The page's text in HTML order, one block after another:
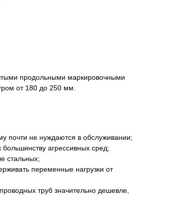
продольными маркировочными
от 180 до 250 мм.
почти не нуждаются в обслуживании;
большинству агрессивных сред;
стальных;
переменные нагрузки от
труб значительно дешевле,